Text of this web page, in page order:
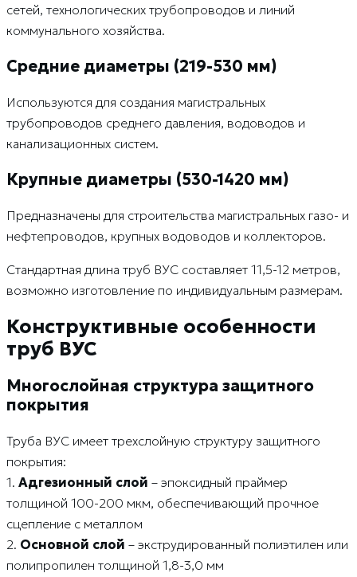
сетей, технологических трубопроводов и линий
коммунального хозяйства.
Средние диаметры (219-530 мм)
Используются для создания магистральных
трубопроводов среднего давления, водоводов и
канализационных систем.
Крупные диаметры (530-1420 мм)
Предназначены для строительства магистральных газо- и
нефтепроводов, крупных водоводов и коллекторов.
Стандартная длина труб ВУС составляет 11,5-12 метров,
возможно изготовление по индивидуальным размерам.
Конструктивные особенности
труб ВУС
Многослойная структура защитного
покрытия
Труба ВУС имеет трехслойную структуру защитного
покрытия:
1. Адгезионный слой – эпоксидный праймер
толщиной 100-200 мкм, обеспечивающий прочное
сцепление с металлом
2. Основной слой – экструдированный полиэтилен или
полипропилен толщиной 1,8-3,0 мм